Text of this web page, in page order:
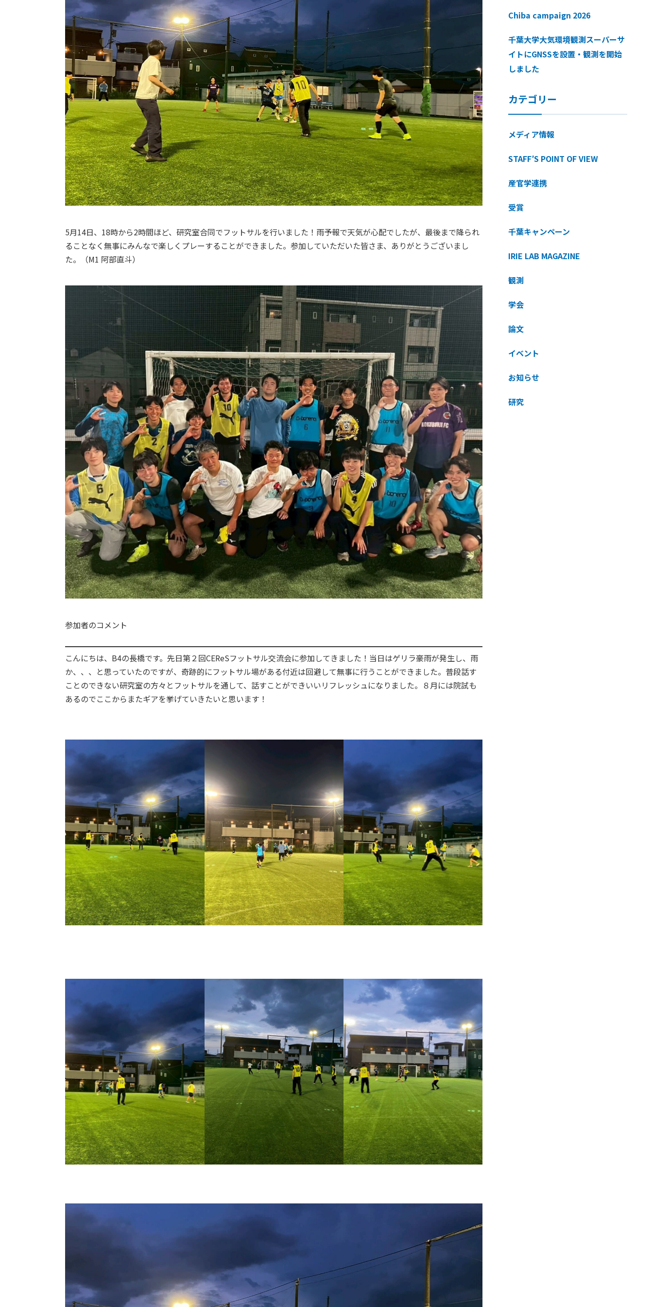
5月14日、18時から2時間ほど、研究室合同でフットサルを行いました！雨予報で天気が心配でしたが、最後まで降られ
ることなく無事にみんなで楽しくプレーすることができました。参加していただいた皆さま、ありがとうございまし
た。（M1 阿部直斗）
参加者のコメント
こんにちは、B4の長橋です。先日第２回CEReSフットサル交流会に参加してきました！当日はゲリラ豪雨が発生し、雨
か、、、と思っていたのですが、奇跡的にフットサル場がある付近は回避して無事に行うことができました。普段話す
ことのできない研究室の方々とフットサルを通して、話すことができいいリフレッシュになりました。８月には院試も
あるのでここからまたギアを挙げていきたいと思います！
Chiba campaign 2026
千葉大学大気環境観測スーパーサ
イトにGNSSを設置・観測を開始
しました
カテゴリー
メディア情報
STAFF′S POINT OF VIEW
産官学連携
受賞
千葉キャンペーン
IRIE LAB MAGAZINE
観測
学会
論文
イベント
お知らせ
研究